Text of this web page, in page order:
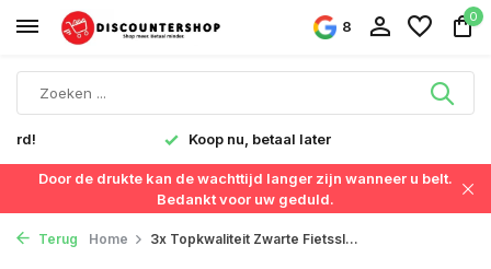
8
0
Koop nu, betaal later
Door de drukte kan de wachttijd langer zijn wanneer u belt.
Bedankt voor uw geduld.
Terug Home 3x Topkwaliteit Zwarte Fietssl...